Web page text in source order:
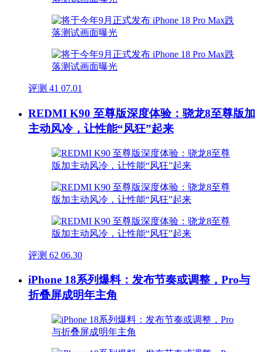
评测 41 07.01
REDMI K90 至尊版深度体验：骁龙8至尊版加
主动风冷，让性能“风狂”起来
评测 62 06.30
iPhone 18系列爆料：发布节奏或调整，Pro与
折叠屏成明年主角